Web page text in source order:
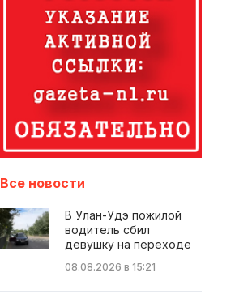
Все новости
В Улан-Удэ пожилой
водитель сбил
девушку на переходе
08.08.2026 в 15:21